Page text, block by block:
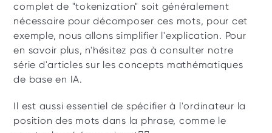
complet de "tokenization" soit généralement
nécessaire pour décomposer ces mots, pour cet
exemple, nous allons simplifier l'explication. Pour
en savoir plus, n'hésitez pas à consulter notre
série d'articles sur les concepts mathématiques
de base en IA.
Il est aussi essentiel de spécifier à l'ordinateur la
position des mots dans la phrase, comme le